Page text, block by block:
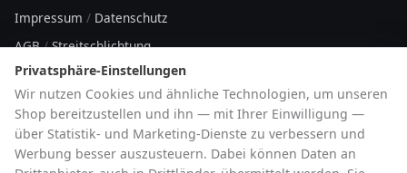
Impressum / Datenschutz
AGB/Streitschlichtung
Sitemap
Cookie-Hinweis
HOTLINE
Privatsphäre-Einstellungen
Wir nutzen Cookies und ähnliche Technologien, um unseren
Shop bereitzustellen und ihn — mit Ihrer Einwilligung —
über Statistik- und Marketing-Dienste zu verbessern und
Werbung besser auszusteuern. Dabei können Daten an